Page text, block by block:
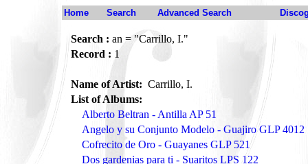
Home Search Advanced Search
Search : an = "Carrillo, I."
Record : 1
Name of Artist: Carrillo, I.
List of Albums:
Alberto Beltran - Antilla AP 51
Angelo y su Conjunto Modelo - Guajiro GLP 4012
Cofrecito de Oro - Guayanes GLP 521
Dos gardenias para ti - Suaritos LPS 122